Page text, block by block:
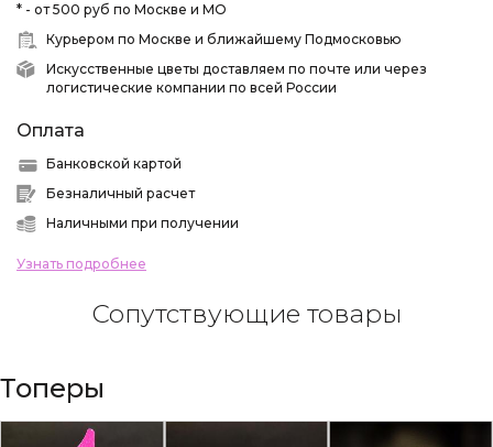
* - от 500 руб по Москве и МО
Курьером по Москве и ближайшему Подмосковью
Искусственные цветы доставляем по почте или через
логистические компании по всей России
Оплата
Банковской картой
Безналичный расчет
Наличными при получении
Узнать подробнее
Сопутствующие товары
Топеры